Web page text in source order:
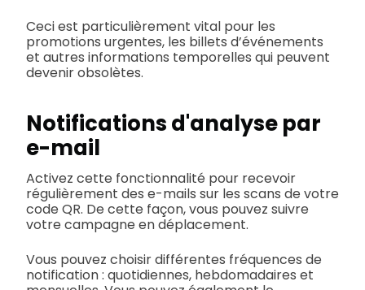
Ceci est particulièrement vital pour les
promotions urgentes, les billets d’événements
et autres informations temporelles qui peuvent
devenir obsolètes.
Notifications d'analyse par
e-mail
Activez cette fonctionnalité pour recevoir
régulièrement des e-mails sur les scans de votre
code QR. De cette façon, vous pouvez suivre
votre campagne en déplacement.
Vous pouvez choisir différentes fréquences de
notification : quotidiennes, hebdomadaires et